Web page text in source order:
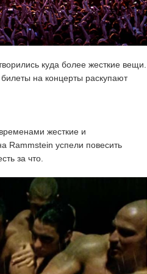
куда более жесткие вещи.
на концерты раскупают
жесткие и
Rammstein успели повесить
за что.